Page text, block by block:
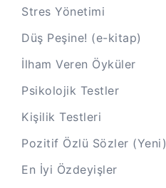
Stres Yönetimi
Düş Peşine! (e-kitap)
İlham Veren Öyküler
Psikolojik Testler
Kişilik Testleri
Pozitif Özlü Sözler (Yeni)
En İyi Özdeyişler